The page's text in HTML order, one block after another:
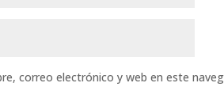
correo electrónico y web en este